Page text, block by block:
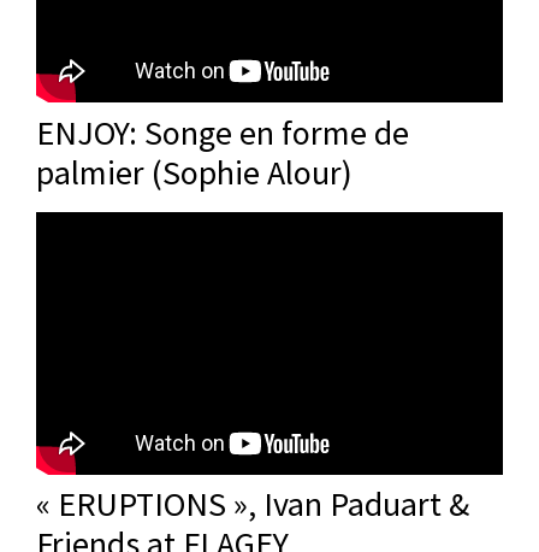
ENJOY: Songe en forme de
palmier (Sophie Alour)
« ERUPTIONS », Ivan Paduart &